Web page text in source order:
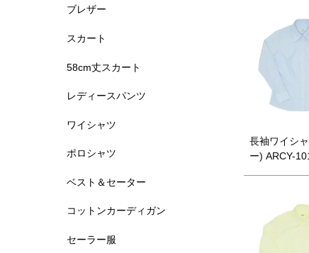
ブレザー
スカート
58cm丈スカート
レディースパンツ
ワイシャツ
ポロシャツ
ベスト＆セーター
コットンカーディガン
セーラー服
長袖ワイシ
ー) ARCY-